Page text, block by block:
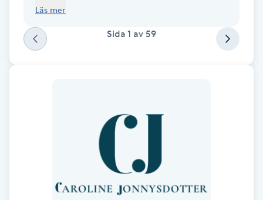
Extensions borttagning
Eyeliner-tatuering
F
Fettreducering
"manuell" stretchning genom att Caroline tröck
därigenom)! TACK Caroline - jag kan verkligen
rekommendera alla med smärtor att boka
Läs mer
Sida 1 av 59